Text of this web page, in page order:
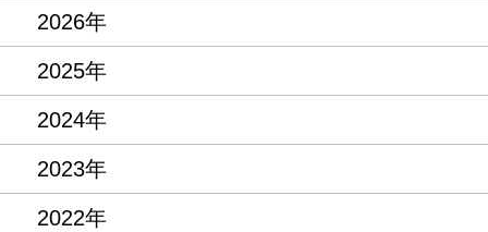
2026年
2025年
2024年
2023年
2022年